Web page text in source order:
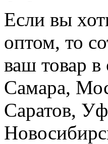
Если вы
оптом, то
ваш товар
Самара,
Саратов,